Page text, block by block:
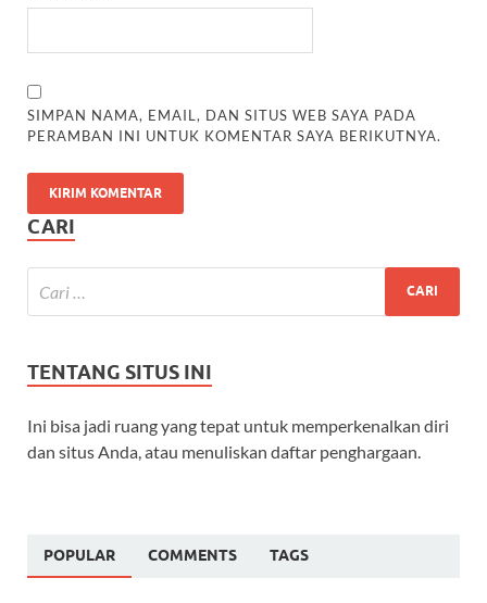
SIMPAN NAMA, EMAIL, DAN SITUS WEB SAYA PADA
PERAMBAN INI UNTUK KOMENTAR SAYA BERIKUTNYA.
CARI
TENTANG SITUS INI
Ini bisa jadi ruang yang tepat untuk memperkenalkan diri
dan situs Anda, atau menuliskan daftar penghargaan.
POPULAR COMMENTS TAGS